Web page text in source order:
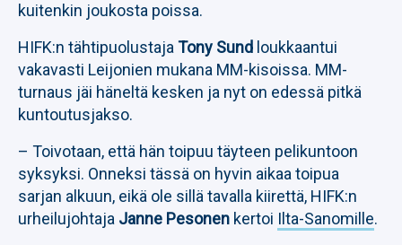
kuitenkin joukosta poissa.
HIFK:n tähtipuolustaja Tony Sund loukkaantui
vakavasti Leijonien mukana MM-kisoissa. MM-
turnaus jäi häneltä kesken ja nyt on edessä pitkä
kuntoutusjakso.
– Toivotaan, että hän toipuu täyteen pelikuntoon
syksyksi. Onneksi tässä on hyvin aikaa toipua
sarjan alkuun, eikä ole sillä tavalla kiirettä, HIFK:n
urheilujohtaja Janne Pesonen kertoi Ilta-Sanomille.